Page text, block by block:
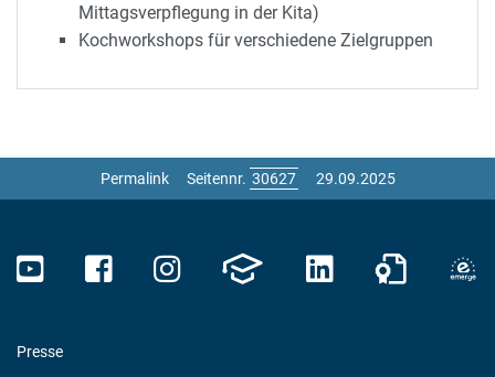
Mittagsverpflegung in der Kita)
Kochworkshops für verschiedene Zielgruppen
Permalink Seitennr. 29.09.2025
Presse